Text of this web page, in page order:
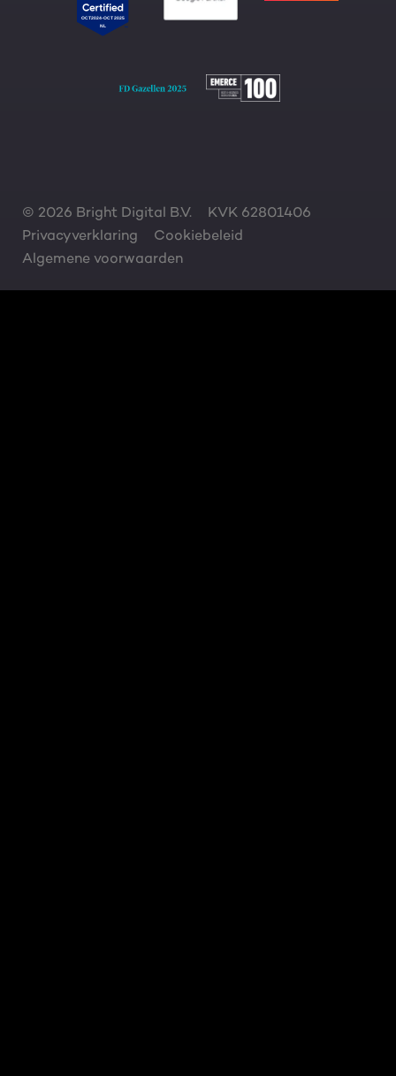
© 2026 Bright Digital B.V.
KVK 62801406
Privacyverklaring
Cookiebeleid
Algemene voorwaarden